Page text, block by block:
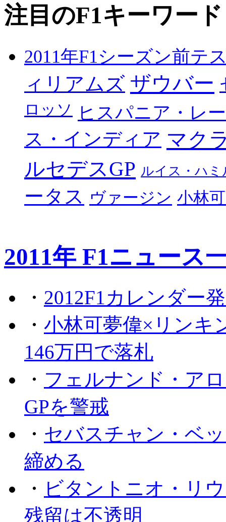
注目のF1キーワード
2011年F1シーズン前テ
ィリアムズ ザウバー
ロッソ ヒスパニア・レ
ス・インディア マク
ルセデスGP ルイス・ハミ
ータス ヴァージン 小林
2011年 F1ニュース
・ 2012F1カレンダー
・ 小林可夢偉×リンキ
146万円で落札
・ フェルナンド・ア
GPを警戒
・ セバスチャン・ベ
締める
・ ビタントニオ・リ
残留は不透明